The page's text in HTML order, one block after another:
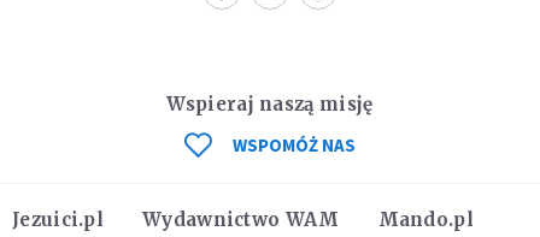
Jezuici.pl Wydawnictwo WAM Mando.pl
Wspieraj naszą misję
WSPOMÓŻ NAS